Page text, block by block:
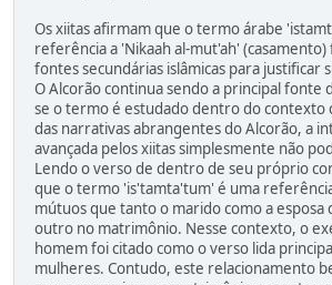
Os xiitas afirmam que o termo árabe
referência a 'Nikaah al-mut'ah' (casamento)
fontes secundárias islâmicas para justificar
O Alcorão continua sendo a principal fonte
se o termo é estudado dentro do contexto
das narrativas abrangentes do Alcorão, a
avançada pelos xiitas simplesmente não
Lendo o verso de dentro de seu próprio
que o termo 'is'tamta'tum' é uma
mútuos que tanto o marido como a esposa
outro no matrimônio. Nesse contexto, o
homem foi citado como o verso lida
mulheres. Contudo, este relacionamento